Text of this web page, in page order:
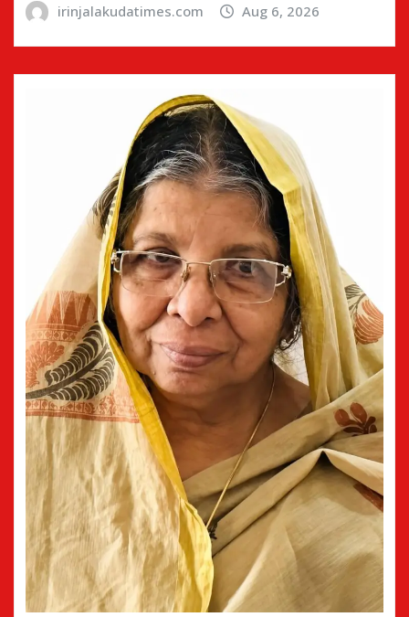
irinjalakudatimes.com Aug 6, 2026